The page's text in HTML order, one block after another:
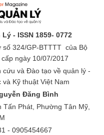
- ISSN 1859- 0772
số 324/GP-BTTTT của Bộ
ngày 10/07/2017
cứu và Đào tạo về quản lý -
và Kỹ thuật Việt Nam
Đăng Bình
Tấn Phát, Phường Tân Mỹ,
- 0905454667